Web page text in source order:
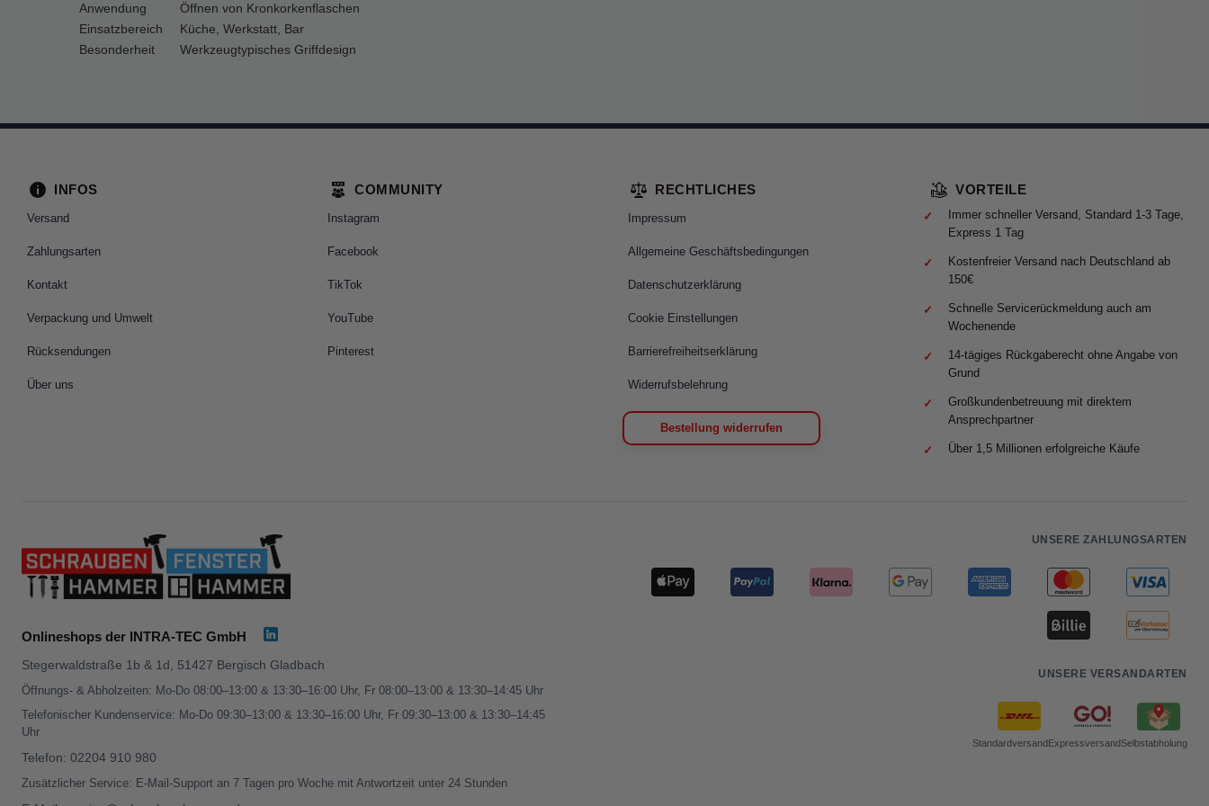
Anwendung
Öffnen von Kronkorkenflaschen
Einsatzbereich
Küche, Werkstatt, Bar
Besonderheit
Werkzeugtypisches Griffdesign
INFOS
Versand
Zahlungsarten
Kontakt
Verpackung und Umwelt
Rücksendungen
Über uns
COMMUNITY
Instagram
Facebook
TikTok
YouTube
Pinterest
RECHTLICHES
Impressum
Allgemeine Geschäftsbedingungen
Datenschutzerklärung
Cookie Einstellungen
Barrierefreiheitserklärung
Widerrufsbelehrung
Bestellung widerrufen
VORTEILE
Immer schneller Versand, Standard 1-3 Tage,
Express 1 Tag
Kostenfreier Versand nach Deutschland ab
150€
Schnelle Servicerückmeldung auch am
Wochenende
14-tägiges Rückgaberecht ohne Angabe von
Grund
Großkundenbetreuung mit direktem
Ansprechpartner
Über 1,5 Millionen erfolgreiche Käufe
Onlineshops der INTRA-TEC GmbH
Stegerwaldstraße 1b & 1d, 51427 Bergisch Gladbach
Öffnungs- & Abholzeiten: Mo-Do 08:00–13:00 & 13:30–16:00 Uhr, Fr 08:00–13:00 & 13:30–14:45 Uhr
Telefonischer Kundenservice: Mo-Do 09:30–13:00 & 13:30–16:00 Uhr, Fr 09:30–13:00 & 13:30–14:45
Uhr
Telefon: 02204 910 980
Zusätzlicher Service: E-Mail-Support an 7 Tagen pro Woche mit Antwortzeit unter 24 Stunden
UNSERE ZAHLUNGSARTEN
UNSERE VERSANDARTEN
StandardversandExpressversandSelbstabholung